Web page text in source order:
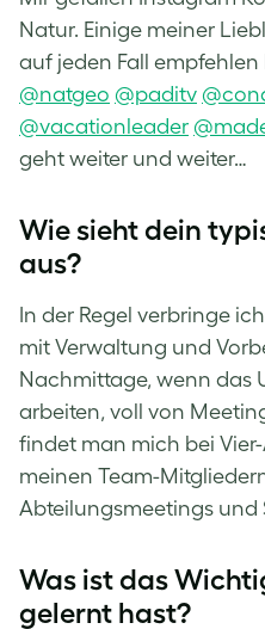
Natur. Einige meiner
auf jeden Fall empfehlen
@natgeo @paditv
@vacationleader
geht weiter und weiter…
Wie sieht dein
aus?
In der Regel verbringe
mit Verwaltung und
Nachmittage, wenn das
arbeiten, voll von
findet man mich bei
meinen Team-
Abteilungsmeetings und
Was ist das
gelernt hast?